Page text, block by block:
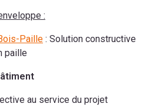
:
Paille : Solution constructive
paille
au service du projet